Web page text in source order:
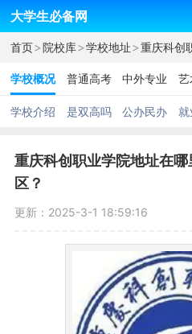
大学生必备网
首页>院校库>学校地址>重庆科创
学校概况 普通高考 中外专业 艺
学校介绍 是双高吗 公办民办 就
重庆科创职业学院地址在
区？
更新：2025-3-1 18:59:16